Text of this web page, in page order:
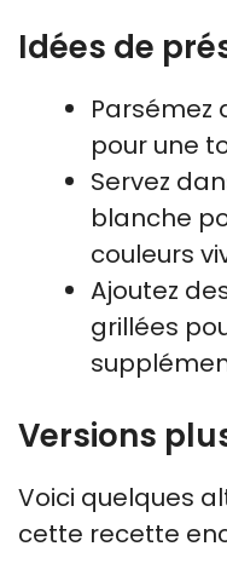
Idées de
Parsémez
pour une
Servez
blanche
couleurs
Ajoutez
grillées
Versions
Voici quelques
cette recette